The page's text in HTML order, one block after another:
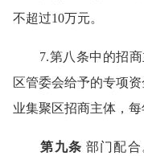
不超过10万元。
7.第八条中的招商
区管委会给予的专项
业集聚区招商主体，每
第九条 部门配